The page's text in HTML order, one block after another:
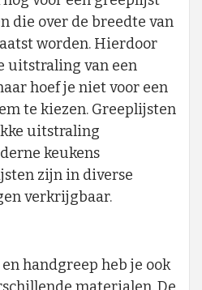
die over de breedte van
worden. Hierdoor
uitstraling van een
hoef je niet voor een
te kiezen. Greeplijsten
uitstraling
keukens
zijn in diverse
verkrijgbaar.
handgreep heb je ook